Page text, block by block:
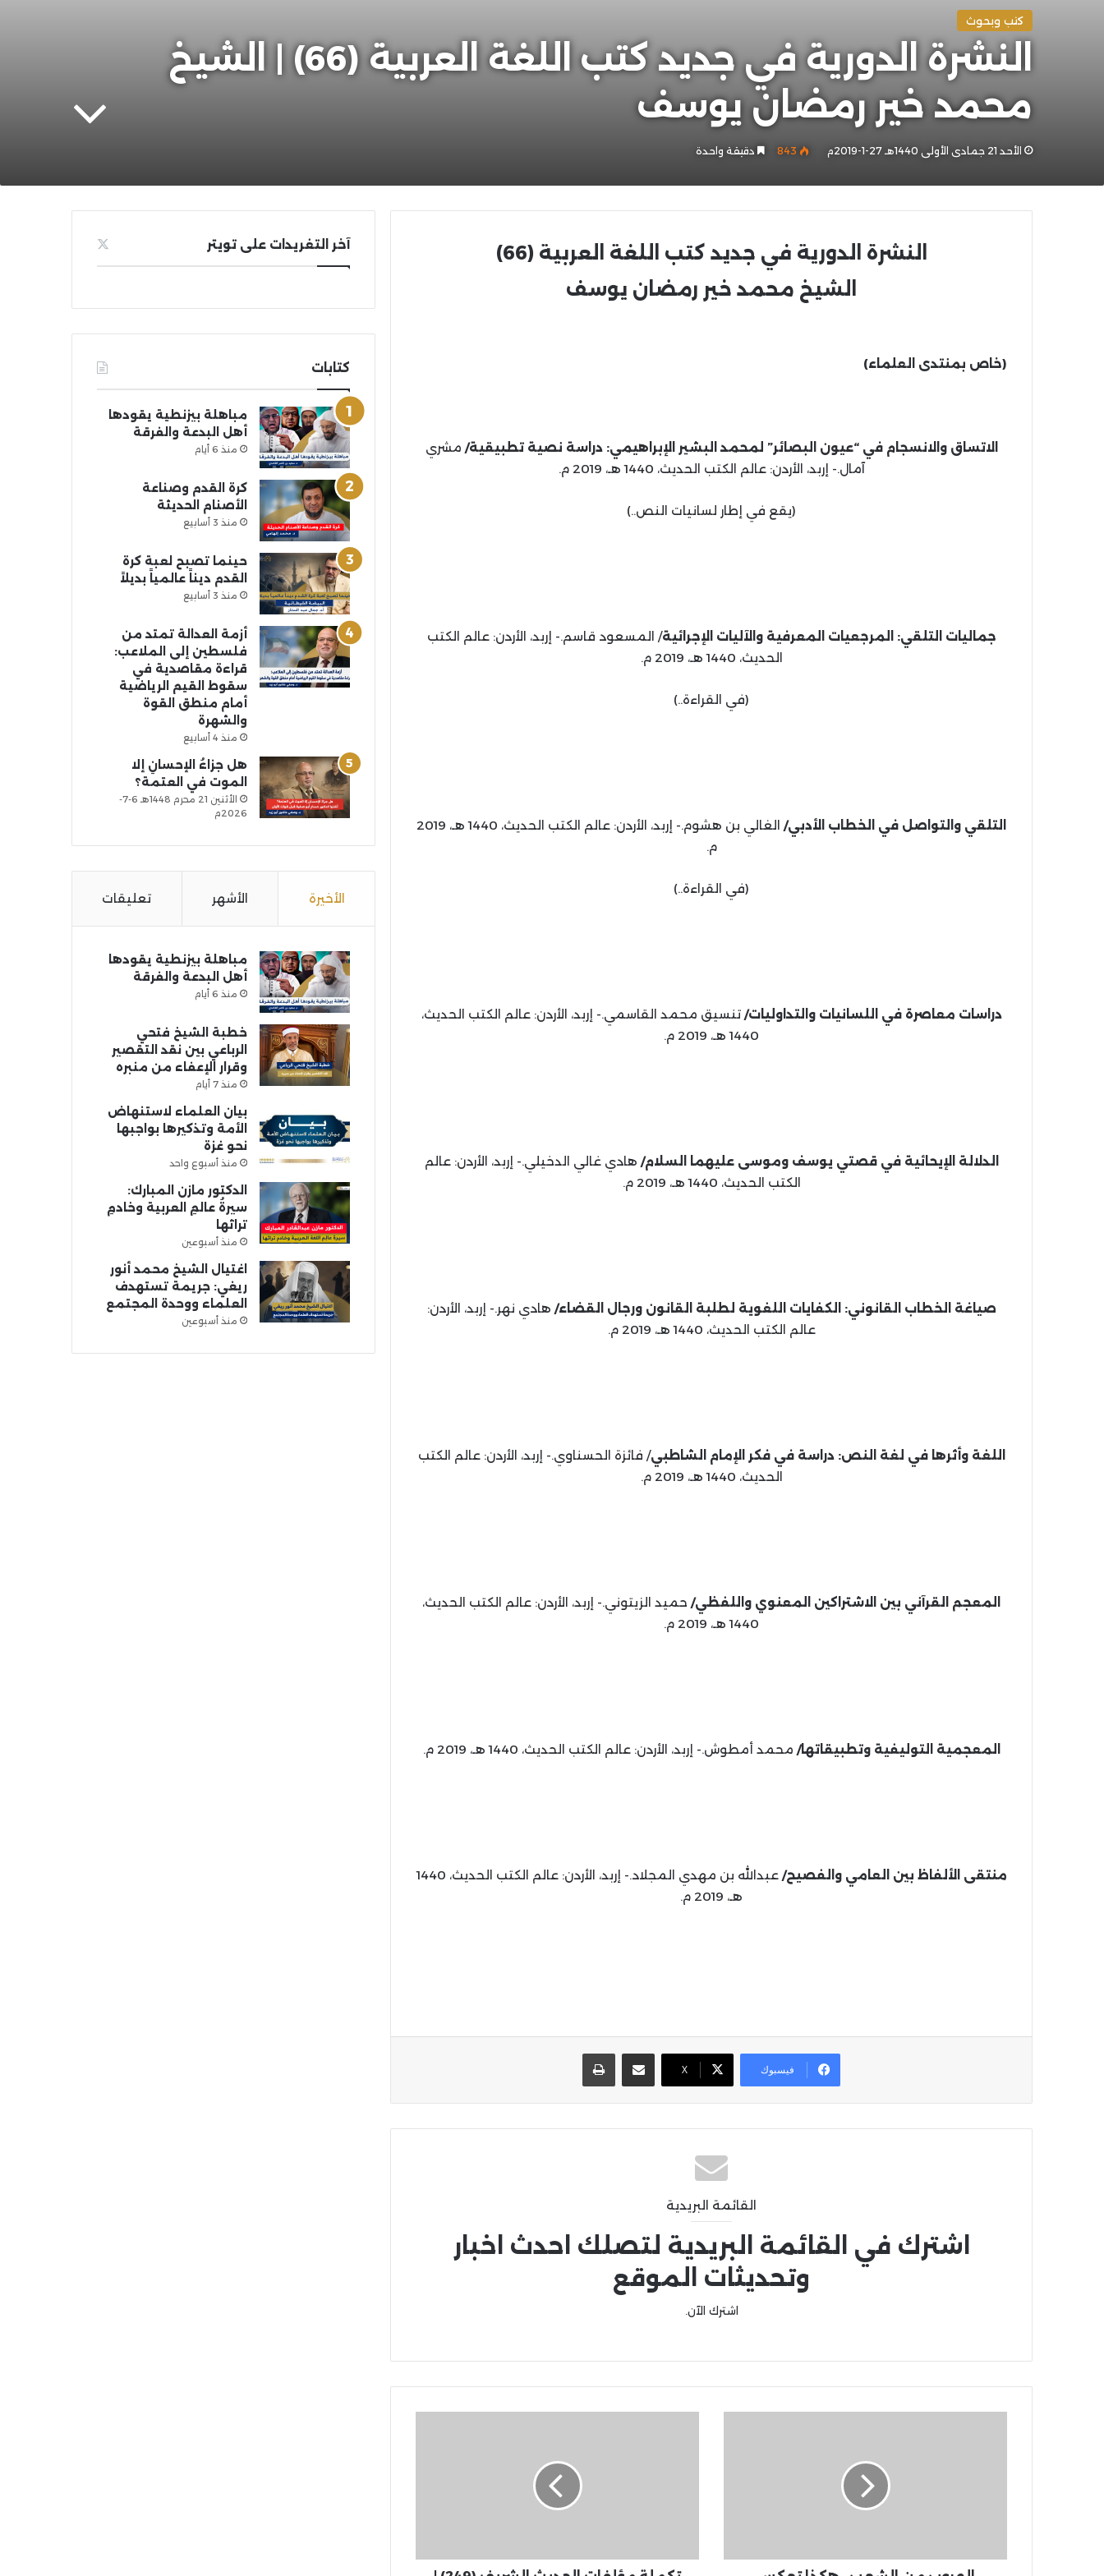
كتب وبحوث
النشرة الدورية في جديد كتب اللغة العربية (66) | الشيخ
محمد خير رمضان يوسف
الأحد 21 جمادى الأولى 1440هـ 27-1-2019م 843 دقيقة واحدة
النشرة الدورية في جديد كتب اللغة العربية (66)
الشيخ محمد خير رمضان يوسف
(خاص بمنتدى العلماء)
الاتساق والانسجام في “عيون البصائر” لمحمد البشير الإبراهيمي: دراسة نصية تطبيقية/ مشري
آمال.- إربد، الأردن: عالم الكتب الحديث، 1440 هـ، 2019 م.
(يقع في إطار لسانيات النص..)
جماليات التلقي: المرجعيات المعرفية والآليات الإجرائية/ المسعود قاسم.- إربد، الأردن: عالم الكتب
الحديث، 1440 هـ، 2019 م.
(في القراءة..)
التلقي والتواصل في الخطاب الأدبي/
الغالي بن هشوم.- إربد، الأردن: عالم الكتب الحديث، 1440 هـ، 2019
م.
(في القراءة..)
دراسات معاصرة في اللسانيات والتداوليات/تنسيق محمد القاسمي.- إربد، الأردن: عالم الكتب الحديث،
1440 هـ، 2019 م.
الدلالة الإيحائية في قصتي يوسف وموسى عليهما السلام/ هادي غالي الدخيلي.- إربد، الأردن: عالم
الكتب الحديث، 1440 هـ، 2019 م.
صياغة الخطاب القانوني: الكفايات اللغوية لطلبة القانون ورجال القضاء/ هادي نهر.- إربد، الأردن:
عالم الكتب الحديث، 1440 هـ، 2019 م.
اللغة وأثرها في لغة النص: دراسة في فكر الإمام الشاطبي/ فائزة الحسناوي.- إربد، الأردن: عالم الكتب
الحديث، 1440 هـ، 2019 م.
المعجم القرآني بين الاشتراكين المعنوي واللفظي/ حميد الزيتوني.- إربد، الأردن: عالم الكتب الحديث،
1440 هـ، 2019 م.
المعجمية التوليفية وتطبيقاتها/ محمد أمطوش.- إربد، الأردن: عالم الكتب الحديث، 1440 هـ، 2019 م.
منتقى الألفاظ بين العامي والفصيح/
عبدالله بن مهدي المجلاد.- إربد، الأردن: عالم الكتب الحديث، 1440
هـ، 2019 م.
فيسبوك X
مشاركة عبر البريد
القائمة البريدية
اشترك في القائمة البريدية لتصلك احدث اخبار
وتحديثات الموقع
اشترك الآن.
آخر التغريدات على تويتر
كتابات
مباهلة بيزنطية يقودها
أهل البدعة والفرقة
منذ 6 أيام
كرة القدم وصناعة
الأصنام الحديثة
منذ 3 أسابيع
حينما تصبح لعبة كرة
القدم ديناً عالمياً بديلاً
منذ 3 أسابيع
أزمة العدالة تمتد من
فلسطين إلى الملاعب:
قراءة مقاصدية في
سقوط القيم الرياضية
أمام منطق القوة
والشهرة
منذ 4 أسابيع
هل جزاءُ الإحسانِ إلا
الموت في العتمة؟
الأثنين 21 محرم 1448هـ 6-7-
2026م
الأخيرة الأشهر تعليقات
مباهلة بيزنطية يقودها
أهل البدعة والفرقة
منذ 6 أيام
خطبة الشيخ فتحي
الرباعي بين نقد التقصير
وقرار الإعفاء من منبره
منذ 7 أيام
بيان العلماء لاستنهاض
الأمة وتذكيرها بواجبها
نحو غزة
منذ أسبوع واحد
الدكتور مازن المبارك:
سيرةُ عالمِ العربية وخادمِ
تراثها
منذ أسبوعين
اغتيال الشيخ محمد أنور
ريغي: جريمة تستهدف
العلماء ووحدة المجتمع
منذ أسبوعين